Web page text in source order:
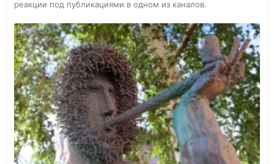
реакции под публикациями в одном из каналов.